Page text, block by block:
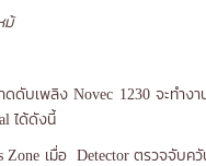
ม้
พลิง Novec 1230 จะทำงา
ได้ดังนี้
Zone เมื่อ Detector ตรวจจับ